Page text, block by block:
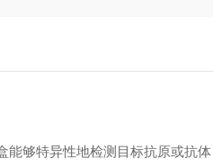
够特异性地检测目标抗原或抗